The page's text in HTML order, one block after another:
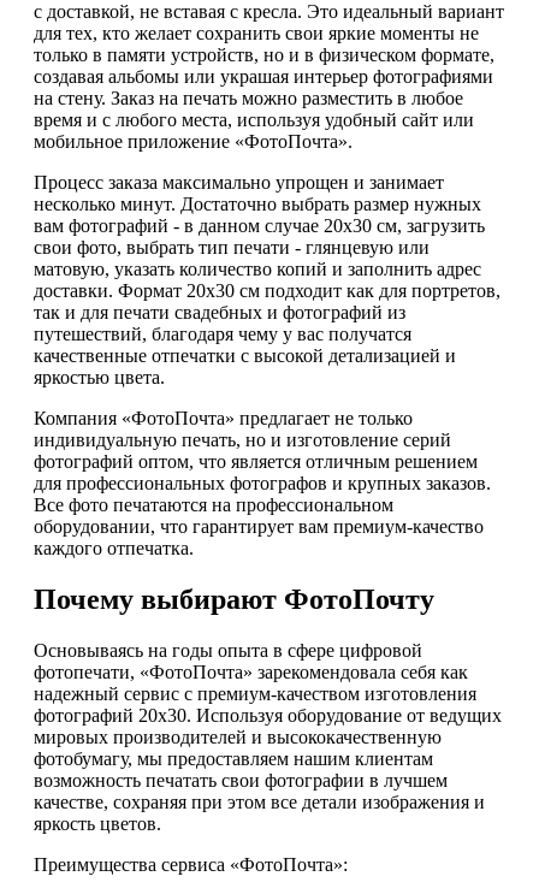
с доставкой, не вставая с кресла. Это идеальный вариант
для тех, кто желает сохранить свои яркие моменты не
только в памяти устройств, но и в физическом формате,
создавая альбомы или украшая интерьер фотографиями
на стену. Заказ на печать можно разместить в любое
время и с любого места, используя удобный сайт или
мобильное приложение «ФотоПочта».
Процесс заказа максимально упрощен и занимает
несколько минут. Достаточно выбрать размер нужных
вам фотографий - в данном случае 20x30 см, загрузить
свои фото, выбрать тип печати - глянцевую или
матовую, указать количество копий и заполнить адрес
доставки. Формат 20x30 см подходит как для портретов,
так и для печати свадебных и фотографий из
путешествий, благодаря чему у вас получатся
качественные отпечатки с высокой детализацией и
яркостью цвета.
Компания «ФотоПочта» предлагает не только
индивидуальную печать, но и изготовление серий
фотографий оптом, что является отличным решением
для профессиональных фотографов и крупных заказов.
Все фото печатаются на профессиональном
оборудовании, что гарантирует вам премиум-качество
каждого отпечатка.
Почему выбирают ФотоПочту
Основываясь на годы опыта в сфере цифровой
фотопечати, «ФотоПочта» зарекомендовала себя как
надежный сервис с премиум-качеством изготовления
фотографий 20х30. Используя оборудование от ведущих
мировых производителей и высококачественную
фотобумагу, мы предоставляем нашим клиентам
возможность печатать свои фотографии в лучшем
качестве, сохраняя при этом все детали изображения и
яркость цветов.
Преимущества сервиса «ФотоПочта»: